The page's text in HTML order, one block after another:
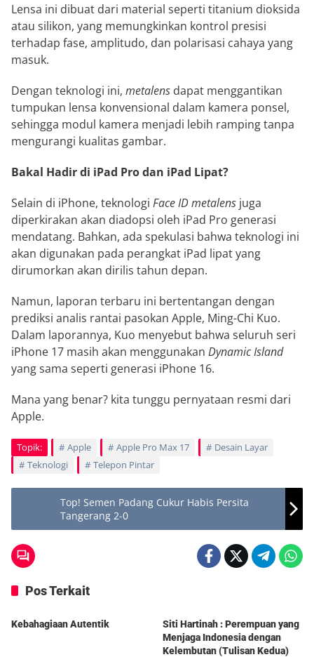
Lensa ini dibuat dari material seperti titanium dioksida
atau silikon, yang memungkinkan kontrol presisi
terhadap fase, amplitudo, dan polarisasi cahaya yang
masuk.
Dengan teknologi ini, metalens dapat menggantikan
tumpukan lensa konvensional dalam kamera ponsel,
sehingga modul kamera menjadi lebih ramping tanpa
mengurangi kualitas gambar.
Bakal Hadir di iPad Pro dan iPad Lipat?
Selain di iPhone, teknologi Face IDmetalens juga
diperkirakan akan diadopsi oleh iPad Pro generasi
mendatang. Bahkan, ada spekulasi bahwa teknologi ini
akan digunakan pada perangkat iPad lipat yang
dirumorkan akan dirilis tahun depan.
Namun, laporan terbaru ini bertentangan dengan
prediksi analis rantai pasokan Apple, Ming-Chi Kuo.
Dalam laporannya, Kuo menyebut bahwa seluruh seri
iPhone 17 masih akan menggunakan Dynamic Island
yang sama seperti generasi iPhone 16.
Mana yang benar? kita tunggu pernyataan resmi dari
Apple.
Topik: Apple Apple Pro Max 17
Desain Layar
Teknologi
Telepon Pintar
Top! Semen Padang Cukur Habis Persita
Tangerang 2-0
Pos Terkait
Berita
Kebahagiaan Autentik
Siti Hartinah : Perempuan yang
Menjaga Indonesia dengan
Kelembutan (Tulisan Kedua)